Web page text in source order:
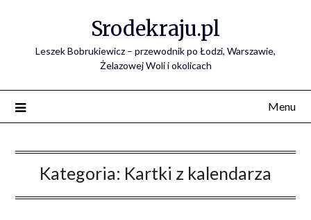
Srodekraju.pl
Leszek Bobrukiewicz – przewodnik po Łodzi, Warszawie,
Żelazowej Woli i okolicach
Menu
Kategoria: Kartki z kalendarza